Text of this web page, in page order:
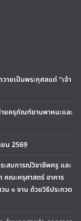
ยเป็นพระกุศลแด่ “เจ้า
ายครุภัณฑ์ยานพาหนะและ
ยน 2569
ะสบการณ์วิชาชีพครู และ
คณะครุศาสตร์ อาคาร
น ๑ งาน ด้วยวิธีประกวด